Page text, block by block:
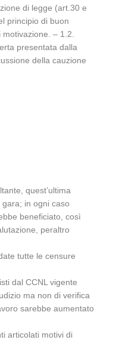
di legge (art.30 e
principio di buon
– 1.2.
presentata dalla
della cauzione
quest’ultima
in ogni caso
beneficiato, così
peraltro
tutte le censure
dal CCNL vigente
ma non di verifica
sarebbe aumentato
articolati motivi di